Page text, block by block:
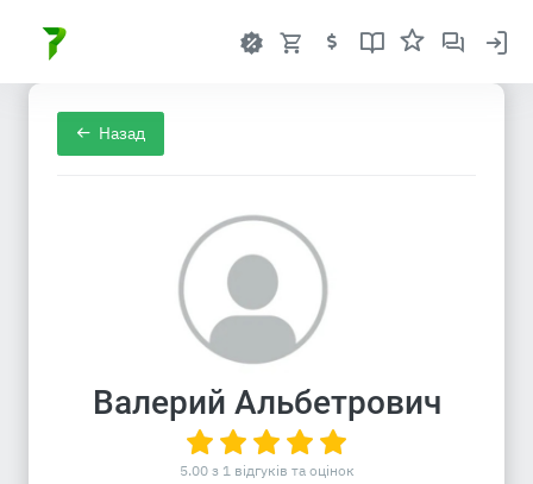
Назад
Валерий Альбетрович
5.00 з 1 відгуків та оцінок